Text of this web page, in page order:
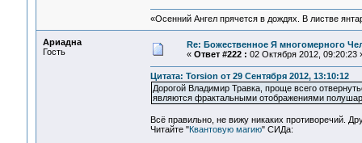
«Осенний Ангел прячется в дождях. В листве
Ариадна
Гость
Re: Божественное Я многомерного
« Ответ #222 : 02 Октября 2012, 09:20:23
Цитата: Torsion от 29 Сентября 2012, 13:10:12
Дорогой Владимир Травка, проще всего
являются фрактальными отображениями
Всё правильно, не вижу никаких противоречий.
Читайте "Квантовую магию" СИДа: